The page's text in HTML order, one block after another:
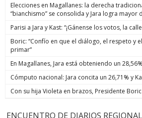
Elecciones en Magallanes: la derecha
“bianchismo” se consolida y Jara logra mayor
Parisi a Jara y Kast: “¡Gánense los votos, la
Boric: “Confío en que el diálogo, el respeto y
primar”
En Magallanes, Jara está obteniendo un
Cómputo nacional: Jara concita un 26,71% y
Con su hija Violeta en brazos, Presidente
ENCUENTRO DE DIARIOS